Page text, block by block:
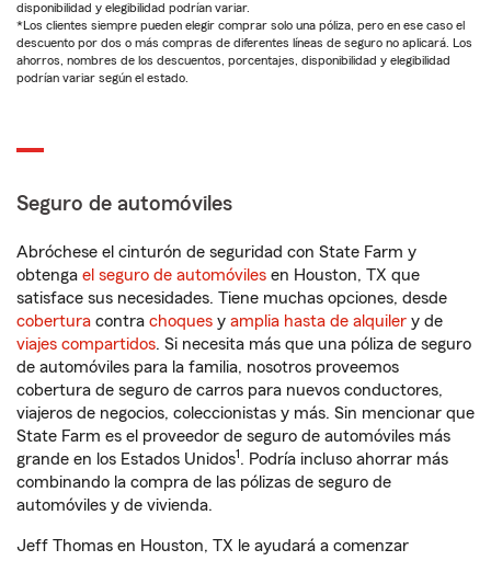
disponibilidad y elegibilidad podrían variar.
*Los clientes siempre pueden elegir comprar solo una póliza, pero en ese caso el
descuento por dos o más compras de diferentes líneas de seguro no aplicará. Los
ahorros, nombres de los descuentos, porcentajes, disponibilidad y elegibilidad
podrían variar según el estado.
Seguro de automóviles
Abróchese el cinturón de seguridad con State Farm y
obtenga el seguro de automóviles en Houston, TX que
satisface sus necesidades. Tiene muchas opciones, desde
cobertura contra choques y amplia hasta de alquiler y de
viajes compartidos. Si necesita más que una póliza de seguro
de automóviles para la familia, nosotros proveemos
cobertura de seguro de carros para nuevos conductores,
viajeros de negocios, coleccionistas y más. Sin mencionar que
State Farm es el proveedor de seguro de automóviles más
grande en los Estados Unidos1. Podría incluso ahorrar más
combinando la compra de las pólizas de seguro de
automóviles y de vivienda.
Jeff Thomas en Houston, TX le ayudará a comenzar